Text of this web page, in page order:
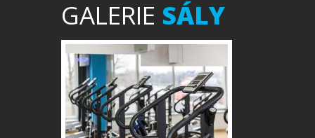
GALERIE SÁLY
Předchozí